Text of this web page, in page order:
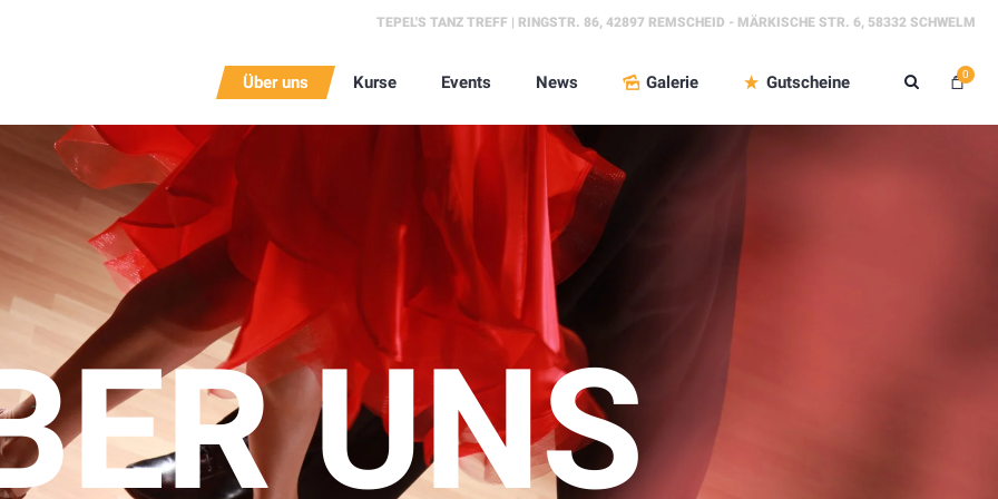
TEPEL'S TANZ TREFF | RINGSTR. 86, 42897 REMSCHEID - MÄRKISCHE STR. 6, 58332 SCHWELM
0
Über uns Kurse Events News Galerie Gutscheine
UNS